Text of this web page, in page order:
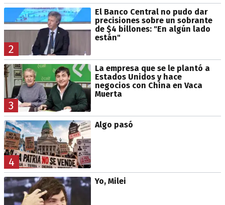
2
El Banco Central no pudo dar
precisiones sobre un sobrante
de $4 billones: "En algún lado
están"
3
La empresa que se le plantó a
Estados Unidos y hace
negocios con China en Vaca
Muerta
4
Algo pasó
Yo, Milei